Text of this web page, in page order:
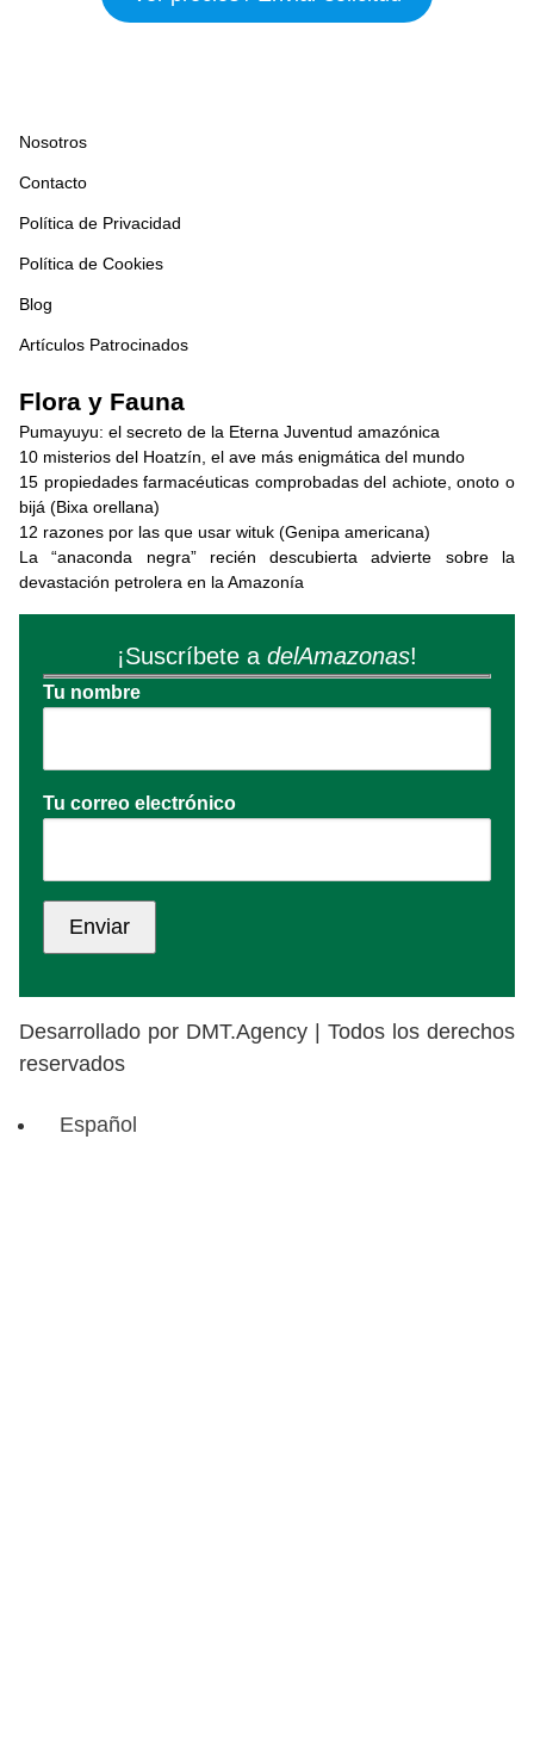
Nosotros
Contacto
Política de Privacidad
Política de Cookies
Blog
Artículos Patrocinados
Flora y Fauna
Pumayuyu: el secreto de la Eterna Juventud amazónica
10 misterios del Hoatzín, el ave más enigmática del mundo
15 propiedades farmacéuticas comprobadas del achiote, onoto o
bijá (Bixa orellana)
12 razones por las que usar wituk (Genipa americana)
La “anaconda negra” recién descubierta advierte sobre la
devastación petrolera en la Amazonía
¡Suscríbete a delAmazonas!
Tu nombre
Tu correo electrónico
Desarrollado por DMT.Agency | Todos los derechos
reservados
Español